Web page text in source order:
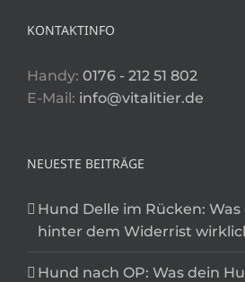
KONTAKTINFO
Handy: 0176 - 212 51 802
E-Mail: info@vitalitier.de
NEUESTE BEITRÄGE
Hund Delle im Rücken:
hinter dem Widerrist
Hund nach OP: Was dein